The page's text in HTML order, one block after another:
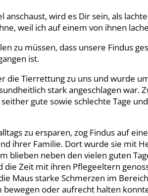
anschaust, wird es Dir sein, als
weil ich auf einem von ihnen
zu müssen, dass unsere Findus
ist.
die Tierrettung zu uns und wurde
stark angeschlagen war.
gute sowie schlechte Tage
zu ersparen, zog Findus auf
ihrer Familie. Dort wurde sie mit
blieben neben den vielen guten
die Zeit mit ihren Pflegeeltern
Maus starke Schmerzen im
bewegen oder aufrecht halten